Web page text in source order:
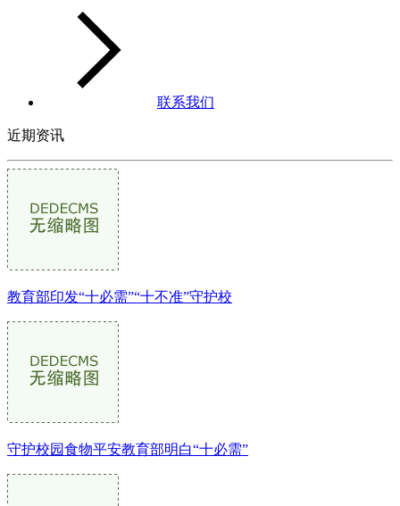
联系我们
近期资讯
教育部印发“十必需”“十不准”守护校
守护校园食物平安教育部明白“十必需”